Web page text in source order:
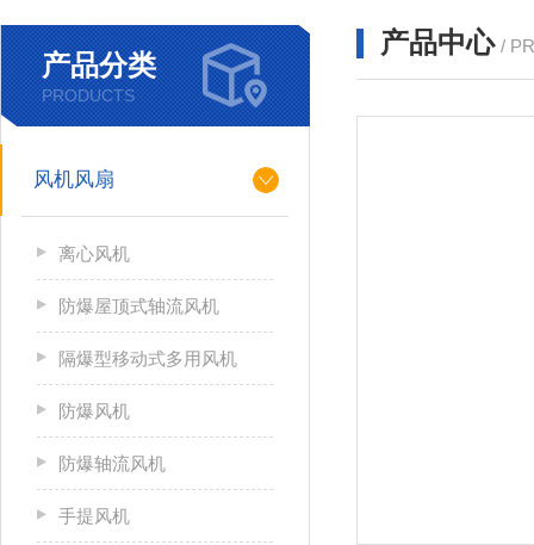
产品分类
PRODUCTS
风机风扇
离心风机
防爆屋顶式轴流风机
隔爆型移动式多用风机
防爆风机
防爆轴流风机
手提风机
产品中心 /